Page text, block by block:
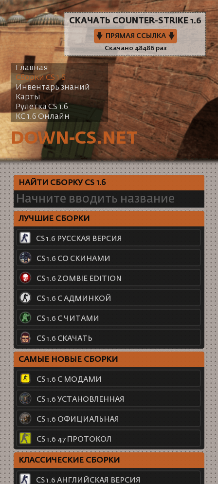
НАЙТИ СБОРКУ CS 1.6
ЛУЧШИЕ СБОРКИ
CS 1.6 РУССКАЯ ВЕРСИЯ
CS 1.6 СО СКИНАМИ
CS 1.6 ZOMBIE EDITION
CS 1.6 С АДМИНКОЙ
CS 1.6 С ЧИТАМИ
CS 1.6 СКАЧАТЬ
САМЫЕ НОВЫЕ СБОРКИ
CS 1.6 С МОДАМИ
CS 1.6 УСТАНОВЛЕННАЯ
CS 1.6 ОФИЦИАЛЬНАЯ
CS 1.6 47 ПРОТОКОЛ
КЛАССИЧЕСКИЕ СБОРКИ
CS 1.6 АНГЛИЙСКАЯ ВЕРСИЯ
Главная
Сборки CS 1.6
Инвентарь знаний
Карты
Рулетка CS 1.6
КС 1.6 Онлайн
DOWN-CS.NET
СКАЧАТЬ COUNTER-STRIKE 1.6
ПРЯМАЯ ССЫЛКА
Скачано 48486 раз